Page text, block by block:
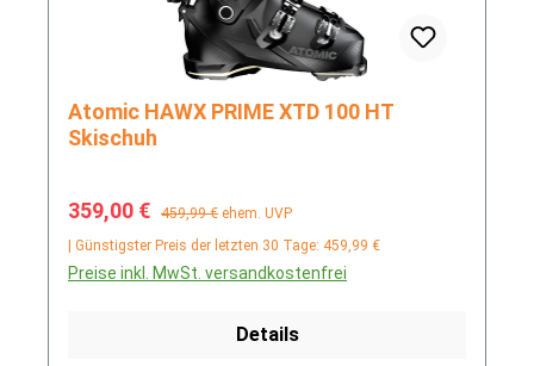
Atomic HAWX PRIME XTD 100 HT
Skischuh
Verkaufspreis:
359,00 € Regulärer Preis:
459,99 € ehem. UVP
| Günstigster Preis der letzten 30 Tage: 459,99 €
Preise inkl. MwSt. versandkostenfrei
Details